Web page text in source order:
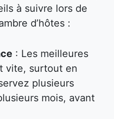
à suivre lors de
d’hôtes :
: Les meilleures
vite, surtout en
plusieurs
mois, avant